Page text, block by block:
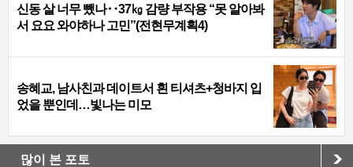
신동 살 너무 뺐나‥37㎏ 감량 부작용 “못 알아봐
서 요요 와야하나 고민”(전현무계획4)
송혜교, 남사친과 데이트서 흰 티셔츠+청바지 입
었을 뿐인데…빛나는 미모
많이 본 포토